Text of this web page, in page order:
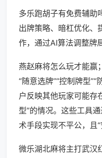
多乐跑胡子有免费辅助
出牌策略、暗杠优化、
作，通过AI算法调整牌
燕赵麻将怎么玩才能赢
“随意选牌”“控制牌型
户反映其他玩家可能存
型”的情况。这些工具
术手段实现不平公，且“
微乐湖北麻将主打武汉